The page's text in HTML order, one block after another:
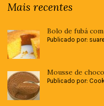
Mais recentes
Bolo de fubá
Publicado por:
Mousse de
Publicado por: